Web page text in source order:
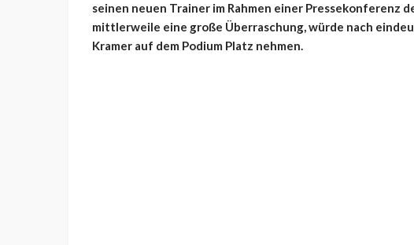
seinen neuen Trainer im Rahmen einer
mittlerweile eine große Überraschung, würde nach
Kramer auf dem Podium Platz nehmen.